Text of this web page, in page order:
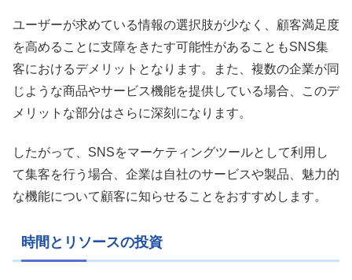
ユーザーが求めている情報の選択肢が少なく、顧客満足度
を高めることに支障をきたす可能性があることもSNS集
客におけるデメリットとなります。また、複数の企業が同
じような商品やサービス機能を提供している場合、このデ
メリットな部分はさらに深刻になります。
したがって、SNSをマーケティングツールとして利用し
て集客を行う場合、企業は自社のサービスや製品、魅力的
な機能について顧客に知らせることをおすすめします。
時間とリソースの投資